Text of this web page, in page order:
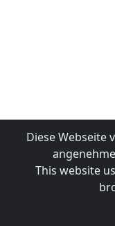
Diese Webseite
This website